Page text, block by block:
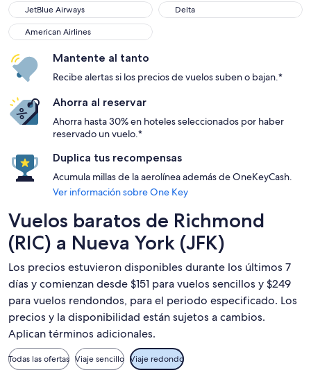
JetBlue Airways
JetBlue Airways Delta
Delta
American Airlines
American Airlines
Mantente al tanto
Recibe alertas si los precios de vuelos suben o bajan.*
Ahorra al reservar
Ahorra hasta 30% en hoteles seleccionados por haber
reservado un vuelo.*
Duplica tus recompensas
Acumula millas de la aerolínea además de OneKeyCash.
Ver información sobre One Key
Vuelos baratos de Richmond
(RIC) a Nueva York (JFK)
Los precios estuvieron disponibles durante los últimos 7
días y comienzan desde $151 para vuelos sencillos y $249
para vuelos rendondos, para el periodo especificado. Los
precios y la disponibilidad están sujetos a cambios.
Aplican términos adicionales.
Todas las ofertas Viaje sencillo Viaje redondo